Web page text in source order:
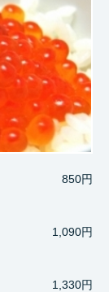
850円
1,090円
1,330円